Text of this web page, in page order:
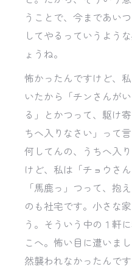
うことで、今まであい
してやるっていうよう
ょうね。
怖かったんですけど、
いたから「チンさんが
る」とかつって、駆け
ちへ入りなさい」って
何してんの、うちへ入
けど、私は「チョウさ
「馬鹿っ」つって、抱
のも社宅です。小さな
う。そういう中の１軒
こへ。怖い目に遭いま
然襲われなかったんで